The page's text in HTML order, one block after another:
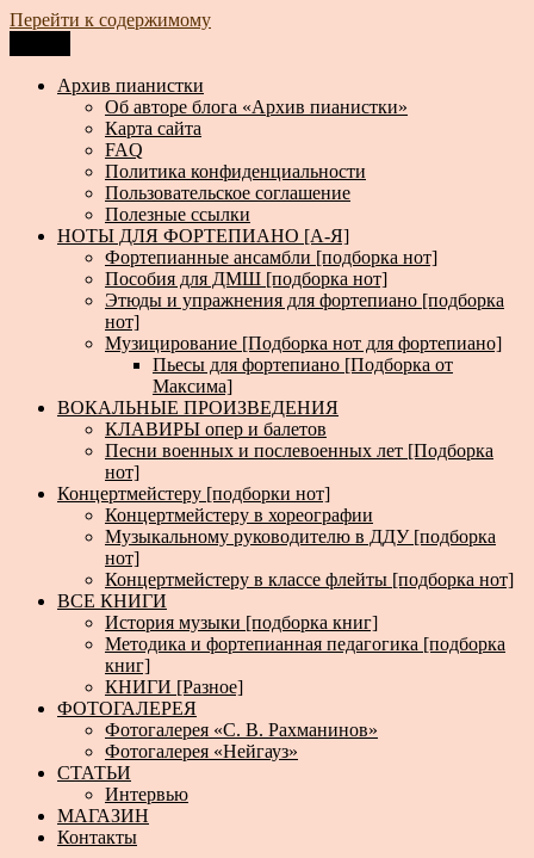
Перейти к содержимому
Архив пианистки
Всё для пианистов: ноты, книги, музыка, статьи…
Архив пианистки
Об авторе блога «Архив пианистки»
Карта сайта
FAQ
Политика конфиденциальности
Пользовательское соглашение
Полезные ссылки
НОТЫ ДЛЯ ФОРТЕПИАНО [А-Я]
Фортепианные ансамбли [подборка нот]
Пособия для ДМШ [подборка нот]
Этюды и упражнения для фортепиано [подборка
нот]
Музицирование [Подборка нот для фортепиано]
Пьесы для фортепиано [Подборка от
Максима]
ВОКАЛЬНЫЕ ПРОИЗВЕДЕНИЯ
КЛАВИРЫ опер и балетов
Песни военных и послевоенных лет [Подборка
нот]
Концертмейстеру [подборки нот]
Концертмейстеру в хореографии
Музыкальному руководителю в ДДУ [подборка
нот]
Концертмейстеру в классе флейты [подборка нот]
ВСЕ КНИГИ
История музыки [подборка книг]
Методика и фортепианная педагогика [подборка
книг]
КНИГИ [Разное]
ФОТОГАЛЕРЕЯ
Фотогалерея «С. В. Рахманинов»
Фотогалерея «Нейгауз»
СТАТЬИ
Интервью
МАГАЗИН
Контакты